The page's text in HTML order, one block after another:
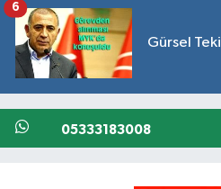
Gürsel
6
05333183008